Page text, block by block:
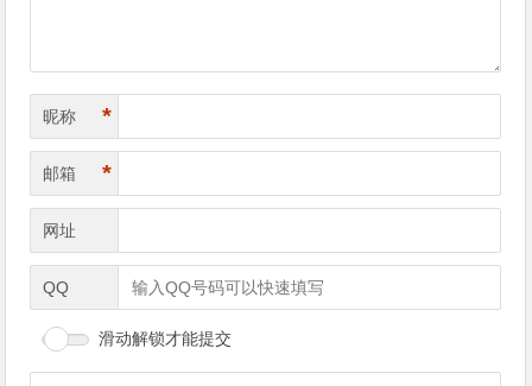
昵称 *
邮箱 *
网址
QQ
滑动解锁才能提交